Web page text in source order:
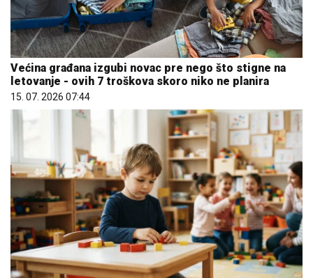
Većina građana izgubi novac pre nego što stigne na
letovanje - ovih 7 troškova skoro niko ne planira
15. 07. 2026 07:44